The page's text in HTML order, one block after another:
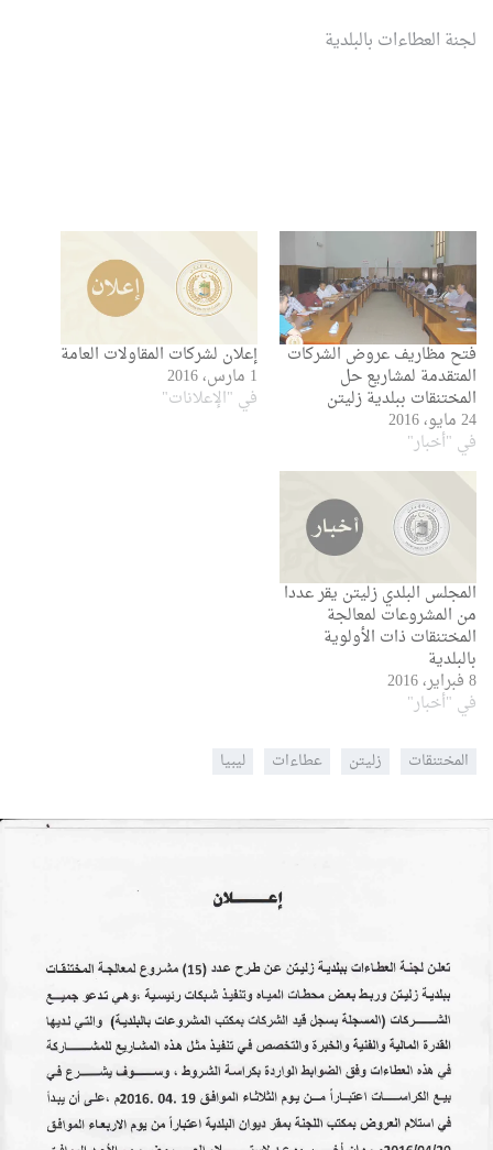
لجنة العطاءات بالبلدية
فتح مظاريف عروض الشركات
المتقدمة لمشاريع حل
المختنقات ببلدية زليتن
24 مايو، 2016
في "أخبار"
إعلان لشركات المقاولات العامة
1 مارس، 2016
في "الإعلانات"
المجلس البلدي زليتن يقر عددا
من المشروعات لمعالجة
المختنقات ذات الأولوية
بالبلدية
8 فبراير، 2016
في "أخبار"
المختنقات زليتن عطاءات ليبيا